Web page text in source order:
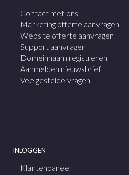
Contact met ons
Marketing offerte aanvragen
Website offerte aanvragen
Support aanvragen
Domeinnaam registreren
Aanmelden nieuwsbrief
Veelgestelde vragen
INLOGGEN
Klantenpaneel